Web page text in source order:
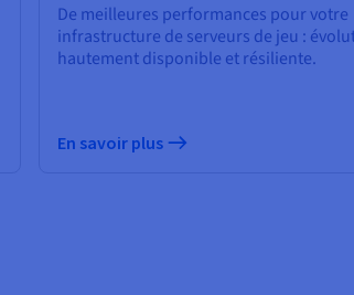
De meilleures performances pour votre
infrastructure de serveurs de jeu :
hautement disponible et résiliente.
En savoir plus